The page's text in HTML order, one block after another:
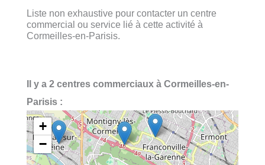
Liste non exhaustive pour contacter un centre
commercial ou service lié à cette activité à
Cormeilles-en-Parisis.
Il y a 2 centres commerciaux à Cormeilles-en-
Parisis :
+
−